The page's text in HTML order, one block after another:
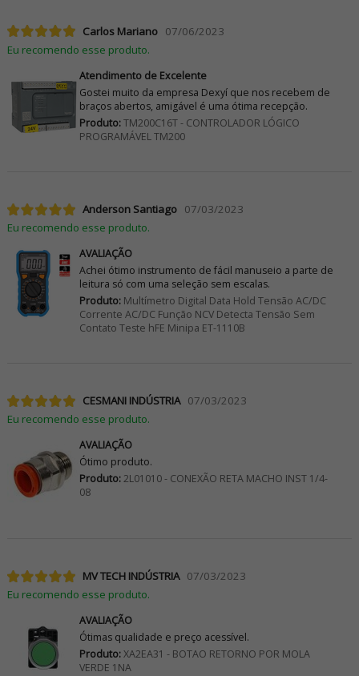
Carlos Mariano 07/06/2023
Eu recomendo esse produto.
Atendimento de Excelente
Gostei muito da empresa Dexyí que nos recebem de
braços abertos, amigável é uma ótima recepção.
Produto:TM200C16T - CONTROLADOR LÓGICO
PROGRAMÁVEL TM200
Anderson Santiago 07/03/2023
Eu recomendo esse produto.
AVALIAÇÃO
Achei ótimo instrumento de fácil manuseio a parte de
leitura só com uma seleção sem escalas.
Produto:Multímetro Digital Data Hold Tensão AC/DC
Corrente AC/DC Função NCV Detecta Tensão Sem
Contato Teste hFE Minipa ET-1110B
CESMANI INDÚSTRIA 07/03/2023
Eu recomendo esse produto.
AVALIAÇÃO
Ótimo produto.
Produto:2L01010 - CONEXÃO RETA MACHO INST 1/4-
08
MV TECH INDÚSTRIA 07/03/2023
Eu recomendo esse produto.
AVALIAÇÃO
Ótimas qualidade e preço acessível.
Produto:XA2EA31 - BOTAO RETORNO POR MOLA
VERDE 1NA